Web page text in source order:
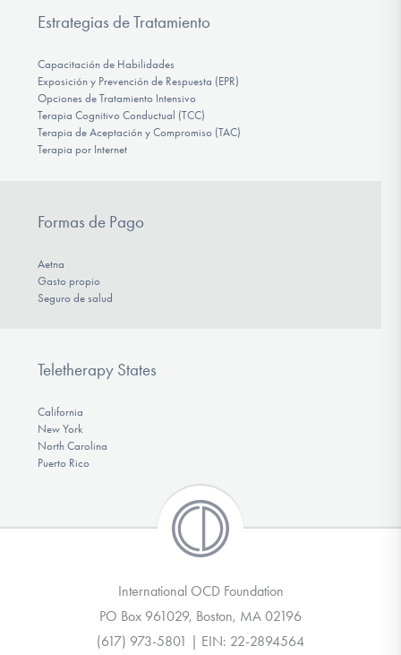
Estrategias de Tratamiento
Capacitación de Habilidades
Exposición y Prevención de Respuesta (EPR)
Opciones de Tratamiento Intensivo
Terapia Cognitivo Conductual (TCC)
Terapia de Aceptación y Compromiso (TAC)
Terapia por Internet
Formas de Pago
Aetna
Gasto propio
Seguro de salud
Teletherapy States
California
New York
North Carolina
Puerto Rico
International OCD Foundation
PO Box 961029, Boston, MA 02196
(617) 973-5801 | EIN: 22-2894564